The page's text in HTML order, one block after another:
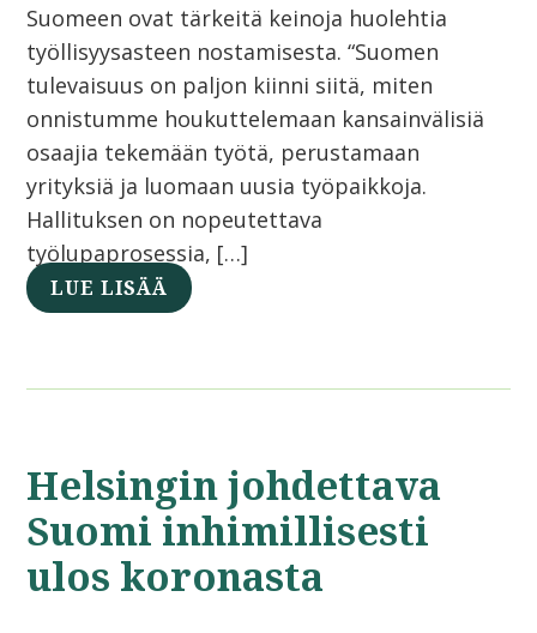
Suomeen ovat tärkeitä keinoja huolehtia
työllisyysasteen nostamisesta. “Suomen
tulevaisuus on paljon kiinni siitä, miten
onnistumme houkuttelemaan kansainvälisiä
osaajia tekemään työtä, perustamaan
yrityksiä ja luomaan uusia työpaikkoja.
Hallituksen on nopeutettava
työlupaprosessia, […]
LUE LISÄÄ
Helsingin johdettava
Suomi inhimillisesti
ulos koronasta